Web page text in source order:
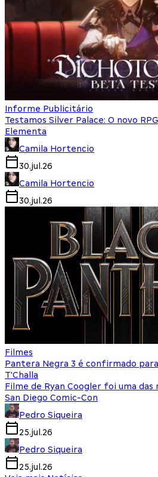
Informe Publicitário
Testamos Silver Palace: O novo
Elementa
Camila Hortencio
30.jul.26
Camila Hortencio
30.jul.26
Filmes
Pantera Negra 3 é confirmado
T'Challa
Filme de Ryan Coogler foi uma das
San Diego Comic-Con
Pedro Siqueira
25.jul.26
Pedro Siqueira
25.jul.26